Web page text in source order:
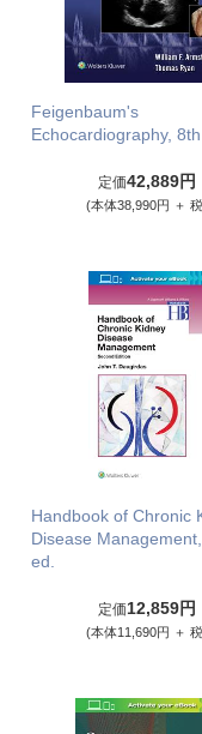
Feigenbaum's
Echocardiography, 8th
定価42,889円
(本体38,990円 ＋
Handbook of Chronic
Disease
ed.
定価12,859円
(本体11,690円 ＋